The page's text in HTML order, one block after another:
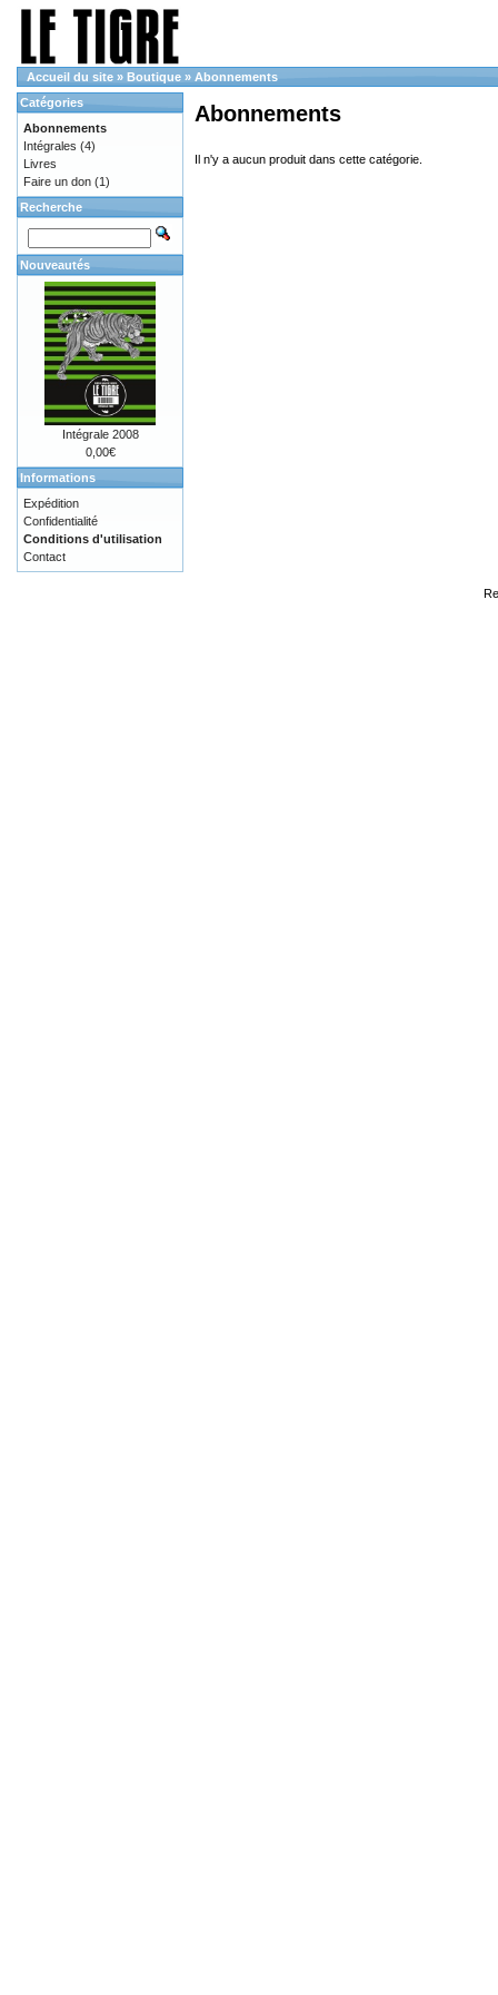
Accueil du site » Boutique » Abonnements
Abonnements
Il n'y a aucun produit dans cette catégorie.
Catégories
Abonnements
Intégrales (4)
Livres
Faire un don (1)
Recherche
Nouveautés
Intégrale 2008
0,00€
Informations
Expédition
Confidentialité
Conditions d'utilisation
Contact